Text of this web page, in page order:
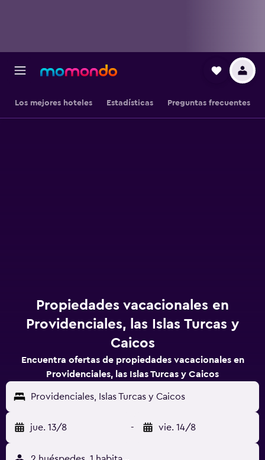
Los mejores hoteles Estadísticas Preguntas frecuentes
Propiedades vacacionales en
Providenciales, las Islas Turcas y
Caicos
Encuentra ofertas de propiedades vacacionales en
Providenciales, las Islas Turcas y Caicos
Providenciales, Islas Turcas y Caicos
jue. 13/8 - vie. 14/8